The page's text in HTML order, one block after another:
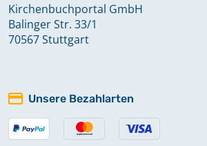
Kirchenbuchportal GmbH
Balinger Str. 33/1
70567 Stuttgart
Unsere Bezahlarten